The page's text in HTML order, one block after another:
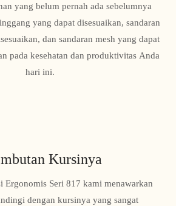
yang belum pernah ada sebelumnya
yang dapat disesuaikan, sandaran
dan sandaran mesh yang dapat
pada kesehatan dan produktivitas Anda
hari ini.
Kursinya
Seri 817 kami menawarkan
dengan kursinya yang sangat